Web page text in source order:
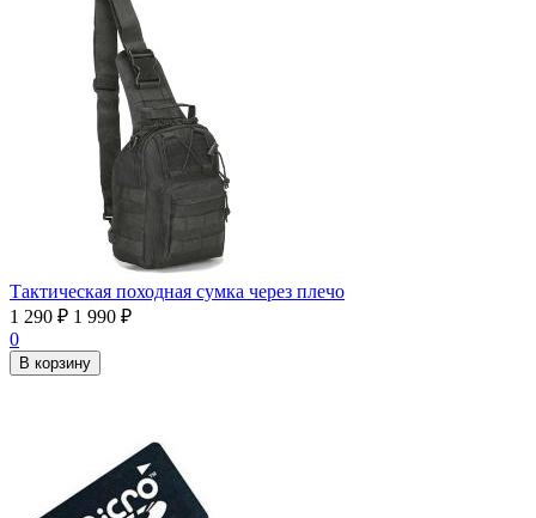
Тактическая походная сумка через плечо
1 290 ₽ 1 990 ₽
0
В корзину